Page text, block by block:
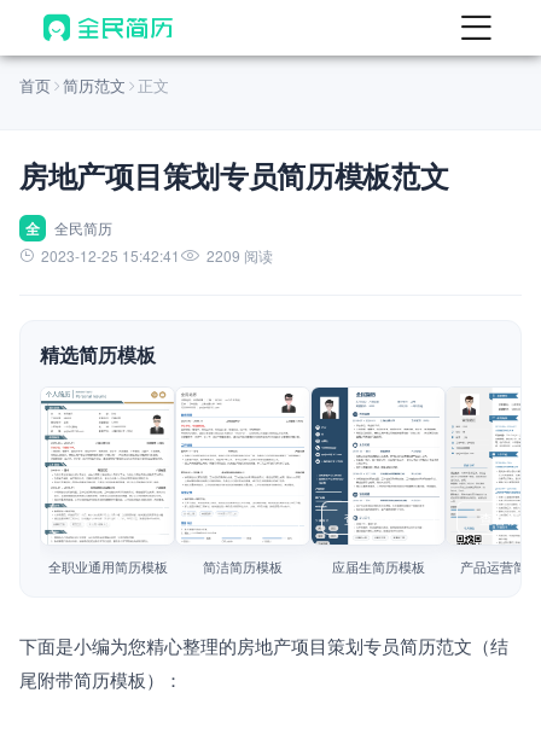
首页
AI 生成简历
AI 优化简历
AI 翻译简历
AI 模拟面试
面试自我介绍
AI 职场工具 New
简历模板
简历教程
首页 简历范文 正文
房地产项目策划专员简历模板范文
全
全民简历
2023-12-25 15:42:41
2209 阅读
精选简历模板
查看模板
全职业通用简历模板
查看模板
简洁简历模板
查看模板
应届生简历模板
查看模板
产品运营简
下面是小编为您精心整理的房地产项目策划专员简历范文（结
尾附带简历模板）：